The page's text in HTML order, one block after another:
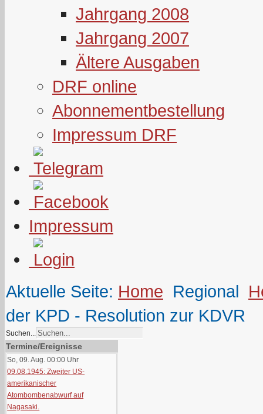
Jahrgang 2008
Jahrgang 2007
Ältere Ausgaben
DRF online
Abonnementbestellung
Impressum DRF
Impressum
Aktuelle Seite: Home Regional
der KPD - Resolution zur KDVR
Suchen...
Termine/Ereignisse
So, 09. Aug. 00:00 Uhr
09.08.1945: Zweiter US-
amerikanischer
Atombombenabwurf auf
Nagasaki.